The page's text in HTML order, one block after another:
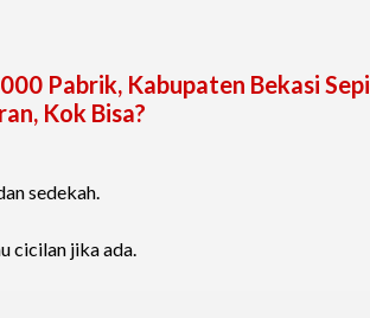
Pabrik, Kabupaten Bekasi Sepi
Kok Bisa?
sedekah.
cicilan jika ada.